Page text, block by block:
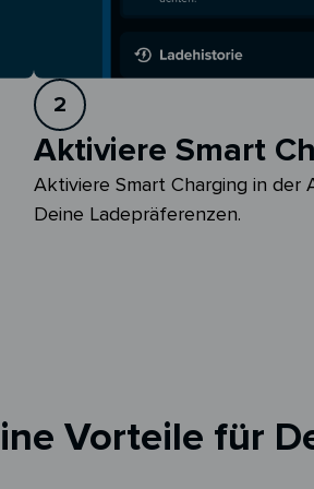
2
Aktiviere Smart
Aktiviere Smart Charging in der
Deine Ladepräferenzen.
Vorteile für